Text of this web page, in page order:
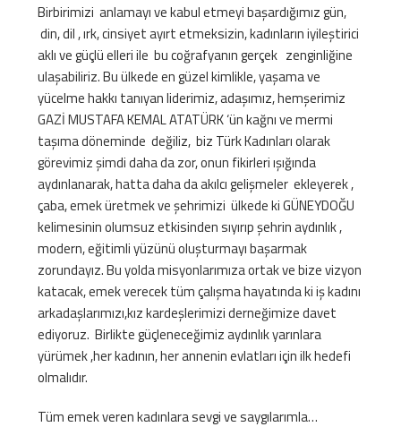
Birbirimizi anlamayı ve kabul etmeyi başardığımız gün,
din, dil , ırk, cinsiyet ayırt etmeksizin, kadınların iyileştirici
aklı ve güçlü elleri ile bu coğrafyanın gerçek zenginliğine
ulaşabiliriz. Bu ülkede en güzel kimlikle, yaşama ve
yücelme hakkı tanıyan liderimiz, adaşımız, hemşerimiz
GAZİ MUSTAFA KEMAL ATATÜRK ‘ün kağnı ve mermi
taşıma döneminde değiliz, biz Türk Kadınları olarak
görevimiz şimdi daha da zor, onun fikirleri ışığında
aydınlanarak, hatta daha da akılcı gelişmeler ekleyerek ,
çaba, emek üretmek ve şehrimizi ülkede ki GÜNEYDOĞU
kelimesinin olumsuz etkisinden sıyırıp şehrin aydınlık ,
modern, eğitimli yüzünü oluşturmayı başarmak
zorundayız. Bu yolda misyonlarımıza ortak ve bize vizyon
katacak, emek verecek tüm çalışma hayatında ki iş kadını
arkadaşlarımızı,kız kardeşlerimizi derneğimize davet
ediyoruz. Birlikte güçleneceğimiz aydınlık yarınlara
yürümek ,her kadının, her annenin evlatları için ilk hedefi
olmalıdır.
Tüm emek veren kadınlara sevgi ve saygılarımla…